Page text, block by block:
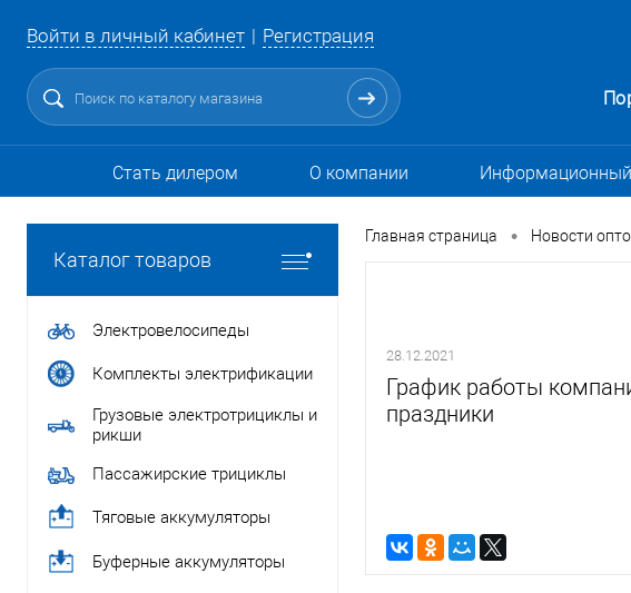
Войти в личный кабинет Регистрация
Стать дилером О компании Информационный
Каталог товаров
Электровелосипеды
Комплекты электрификации
Грузовые электротрициклы и
рикши
Пассажирские трициклы
Тяговые аккумуляторы
Буферные аккумуляторы
Главная страница • Новости
28.12.2021
График работы
праздники